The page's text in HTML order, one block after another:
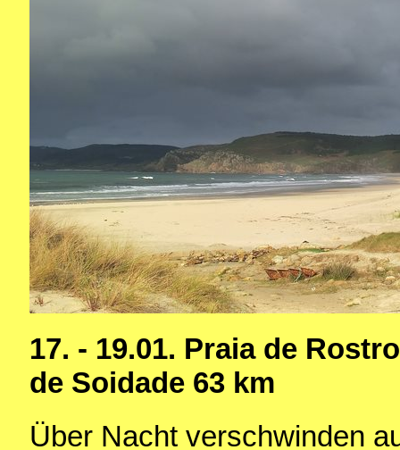
17. - 19.01. Praia de
de Soidade 63 km
Über Nacht verschwinden